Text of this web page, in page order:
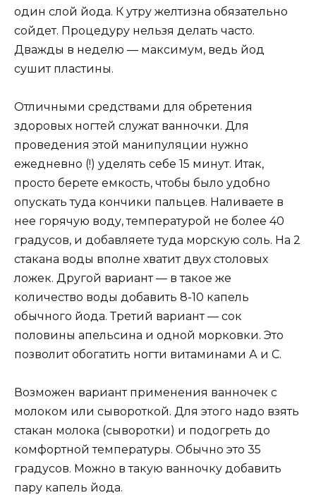
один слой йода. К утру желтизна обязательно
сойдет. Процедуру нельзя делать часто.
Дважды в неделю — максимум, ведь йод
сушит пластины.
Отличными средствами для обретения
здоровых ногтей служат ванночки. Для
проведения этой манипуляции нужно
ежедневно (!) уделять себе 15 минут. Итак,
просто берете емкость, чтобы было удобно
опускать туда кончики пальцев. Наливаете в
нее горячую воду, температурой не более 40
градусов, и добавляете туда морскую соль. На 2
стакана воды вполне хватит двух столовых
ложек. Другой вариант — в такое же
количество воды добавить 8-10 капель
обычного йода. Третий вариант — сок
половины апельсина и одной морковки. Это
позволит обогатить ногти витаминами А и С.
Возможен вариант применения ванночек с
молоком или сывороткой. Для этого надо взять
стакан молока (сыворотки) и подогреть до
комфортной температуры. Обычно это 35
градусов. Можно в такую ванночку добавить
пару капель йода.